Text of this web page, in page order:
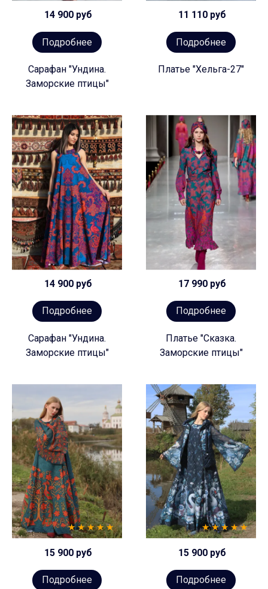
14 900 руб
Подробнее
Сарафан "Ундина.
Заморские птицы"
11 110 руб
Подробнее
Платье "Хельга-27"
14 900 руб
Подробнее
Сарафан "Ундина.
Заморские птицы"
17 990 руб
Подробнее
Платье "Сказка.
Заморские птицы"
15 900 руб
Подробнее
15 900 руб
Подробнее